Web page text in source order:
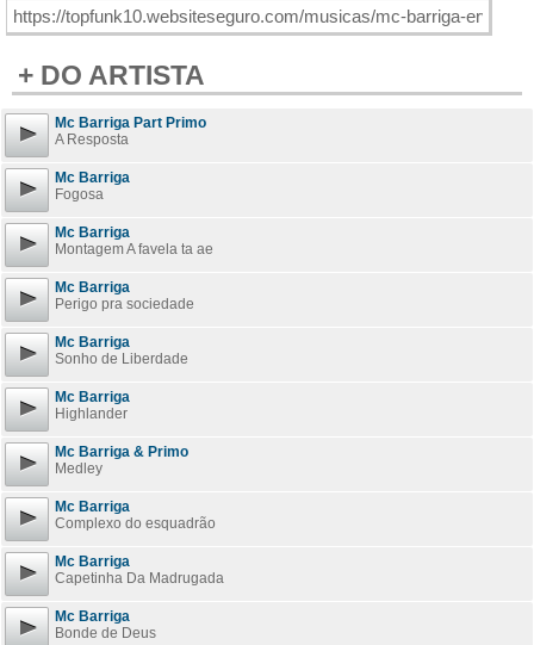
+ DO ARTISTA
Mc Barriga Part Primo
A Resposta
Mc Barriga
Fogosa
Mc Barriga
Montagem A favela ta ae
Mc Barriga
Perigo pra sociedade
Mc Barriga
Sonho de Liberdade
Mc Barriga
Highlander
Mc Barriga & Primo
Medley
Mc Barriga
Complexo do esquadrão
Mc Barriga
Capetinha Da Madrugada
Mc Barriga
Bonde de Deus